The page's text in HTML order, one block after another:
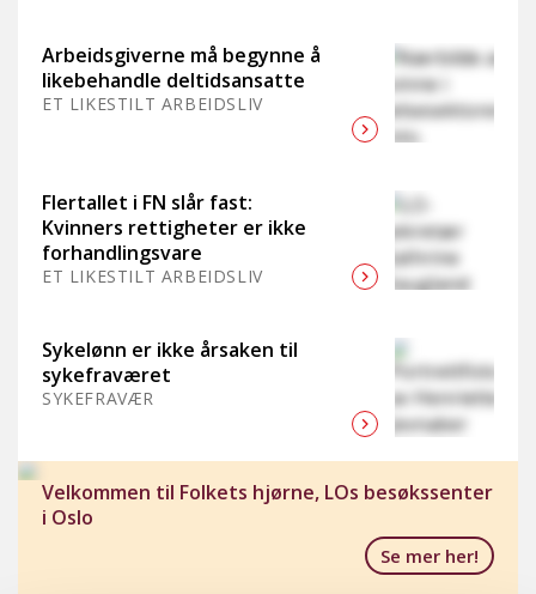
Arbeidsgiverne må begynne å
likebehandle deltidsansatte
ET LIKESTILT ARBEIDSLIV
Flertallet i FN slår fast:
Kvinners rettigheter er ikke
forhandlingsvare
ET LIKESTILT ARBEIDSLIV
Sykelønn er ikke årsaken til
sykefraværet
SYKEFRAVÆR
Velkommen til Folkets hjørne, LOs besøkssenter
i Oslo
Se mer her!